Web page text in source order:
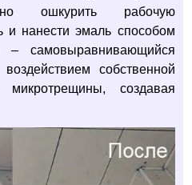
ошкурить рабочую
и нанести эмаль способом
– самовыравнивающийся
собственной
создавая